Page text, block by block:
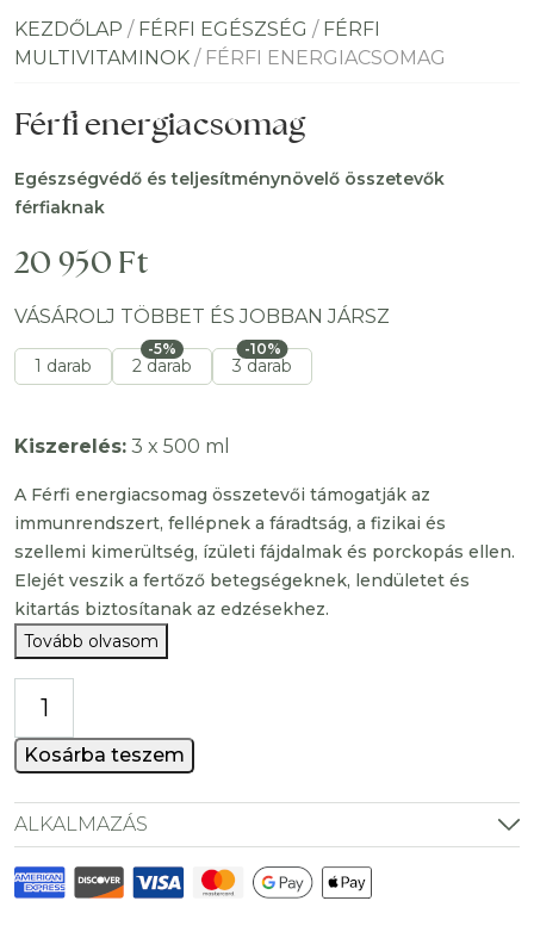
KEZDŐLAP / FÉRFI EGÉSZSÉG / FÉRFI
MULTIVITAMINOK / FÉRFI ENERGIACSOMAG
Férfi energiacsomag
Egészségvédő és teljesítménynövelő összetevők
férfiaknak
20 950 Ft
VÁSÁROLJ TÖBBET ÉS JOBBAN JÁRSZ
1 darab 2 darab
-5%
3 darab
-10%
Kiszerelés: 3 x 500 ml
A Férfi energiacsomag összetevői támogatják az
immunrendszert, fellépnek a fáradtság, a fizikai és
szellemi kimerültség, ízületi fájdalmak és porckopás ellen.
Elejét veszik a fertőző betegségeknek, lendületet és
kitartás biztosítanak az edzésekhez.
Tovább olvasom
energiacsomag
mennyiség
Kosárba teszem
ALKALMAZÁS